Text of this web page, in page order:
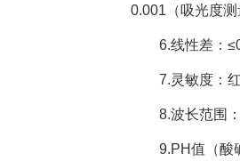
0.001（吸光度
6.线性差：
7.灵敏度：红
8.波长范围：
9.PH值（酸碱